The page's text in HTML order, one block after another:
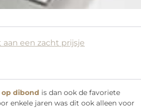
een zacht prijsje
dibond is dan ook de favoriete
enkele jaren was dit ook alleen voor